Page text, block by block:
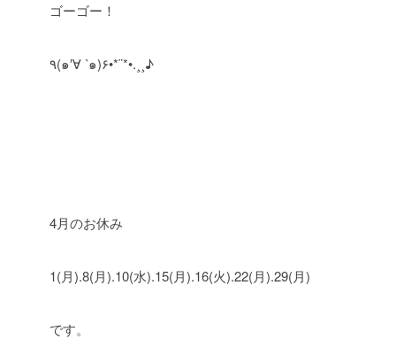
ゴーゴー！
٩(๑′∀ ‵๑)۶•*¨*•.¸¸♪
4月のお休み
1(月).8(月).10(水).15(月).16(火).22(月).29(月)
です。